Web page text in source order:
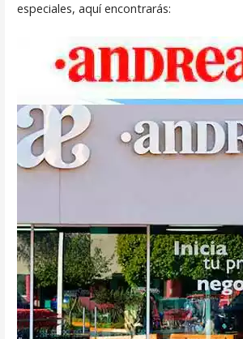
especiales, aquí encontrarás: